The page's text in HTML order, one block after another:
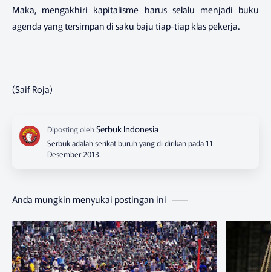
Maka, mengakhiri kapitalisme harus selalu menjadi buku
agenda yang tersimpan di saku baju tiap-tiap klas pekerja.
(Saif Roja)
Serbuk adalah serikat buruh yang di dirikan pada 11
Desember 2013.
Anda mungkin menyukai postingan ini